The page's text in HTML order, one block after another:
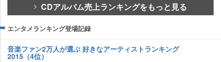
CDアルバム売上ランキングをもっと見る
エンタメランキング登場記録
音楽ファン2万人が選ぶ 好きなアーティストランキング
2015（4位）